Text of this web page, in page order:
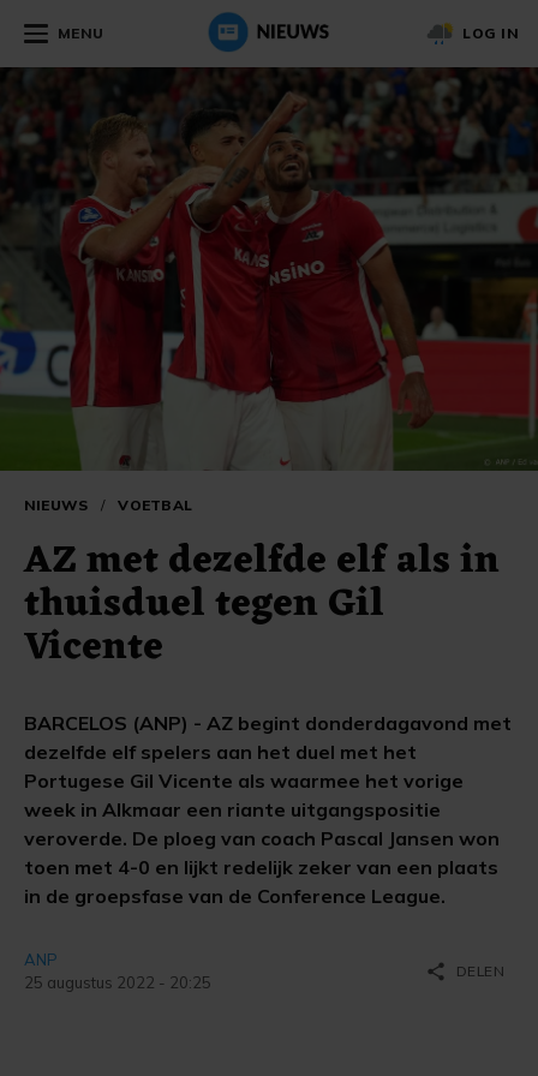
MENU LOG IN
NIEUWS / VOETBAL
AZ met dezelfde elf als in
thuisduel tegen Gil
Vicente
BARCELOS (ANP) - AZ begint donderdagavond met
dezelfde elf spelers aan het duel met het
Portugese Gil Vicente als waarmee het vorige
week in Alkmaar een riante uitgangspositie
veroverde. De ploeg van coach Pascal Jansen won
toen met 4-0 en lijkt redelijk zeker van een plaats
in de groepsfase van de Conference League.
ANP
25 augustus 2022 - 20:25
share DELEN